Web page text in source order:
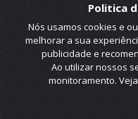
2025 © Copyright. ADRUS.
Politica
Nós usamos cookies e
melhorar a sua
publicidade e
Ao utilizar nossos
monitoramento.